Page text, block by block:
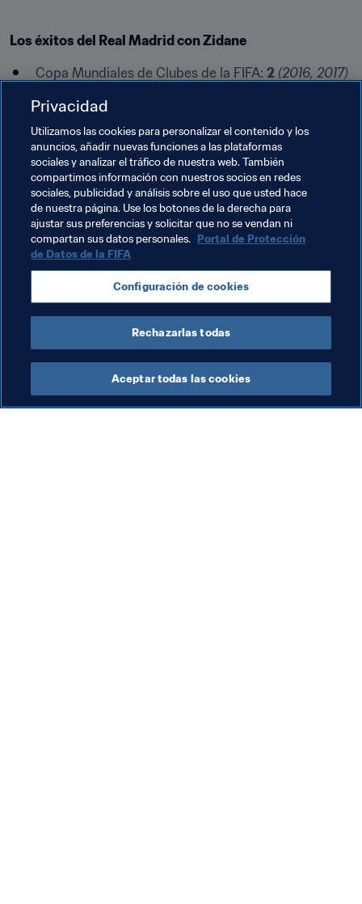
Los éxitos del Real Madrid con Zidane
Copa Mundiales de Clubes de la FIFA: 2 (2016, 2017)
2017/18)
Supercopa de Europa: 2 (2016, 2017)
Supercopa de España: 1 (2017)
Liga de España: 1 (2016/2017)
Temas relacionados
España
Privacidad
Utilizamos las cookies para personalizar el contenido y los
anuncios, añadir nuevas funciones a las plataformas
sociales y analizar el tráfico de nuestra web. También
compartimos información con nuestros socios en redes
sociales, publicidad y análisis sobre el uso que usted hace
de nuestra página. Use los botones de la derecha para
ajustar sus preferencias y solicitar que no se vendan ni
compartan sus datos personales. Portal de Protección
de Datos de la FIFA
Configuración de cookies
Rechazarlas todas
Aceptar todas las cookies